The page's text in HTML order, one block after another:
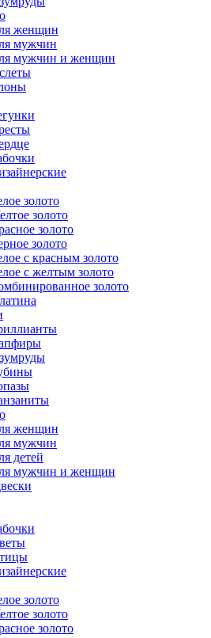
женщин
мужчин
мужчин и женщин
золото
золото
золото
золото
с красным золото
с желтым золото
золото
женщин
мужчин
детей
мужчин и женщин
золото
золото
золото